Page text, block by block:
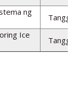
ng
Ice